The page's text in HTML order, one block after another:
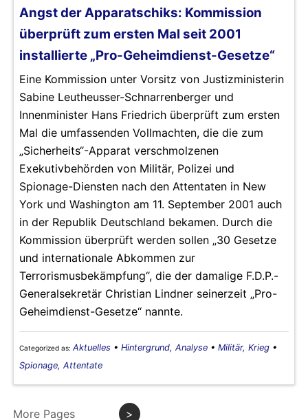
Angst der Apparatschiks: Kommission
überprüft zum ersten Mal seit 2001
installierte „Pro-Geheimdienst-Gesetze“
Eine Kommission unter Vorsitz von Justizministerin
Sabine Leutheusser-Schnarrenberger und
Innenminister Hans Friedrich überprüft zum ersten
Mal die umfassenden Vollmachten, die die zum
„Sicherheits“-Apparat verschmolzenen
Exekutivbehörden von Militär, Polizei und
Spionage-Diensten nach den Attentaten in New
York und Washington am 11. September 2001 auch
in der Republik Deutschland bekamen. Durch die
Kommission überprüft werden sollen „30 Gesetze
und internationale Abkommen zur
Terrorismusbekämpfung“, die der damalige F.D.P.-
Generalsekretär Christian Lindner seinerzeit „Pro-
Geheimdienst-Gesetze“ nannte.
Categorized as: Aktuelles • Hintergrund, Analyse • Militär, Krieg •
Spionage, Attentate
More Pages >